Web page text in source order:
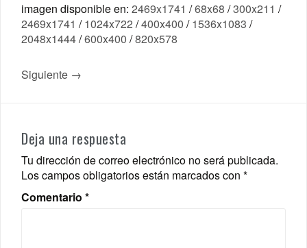
imagen disponible en: 2469x1741 /68x68 /300x211 /
2469x1741 /1024x722 /400x400 /1536x1083 /
2048x1444/600x400 /820x578
Siguiente →
Deja una respuesta
Tu dirección de correo electrónico no será publicada.
Los campos obligatorios están marcados con *
Comentario *